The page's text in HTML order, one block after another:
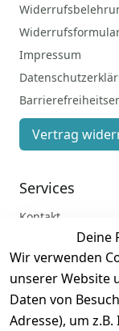
Deine
Wir verwenden
unserer Website
Daten von
Adresse), um
Impressum
Vertrag
Services
Kontakt
Registrieren
Zahlung und